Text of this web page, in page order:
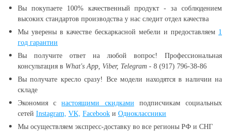
Вы покупаете 100% качественный продукт - за соблюдением
высоких стандартов производства у нас следит отдел качества
Мы уверены в качестве бескаркасной мебели и предоставляем 1
год гарантии
Вы получите ответ на любой вопрос! Профессиональная
консультация в What's App, Viber, Telegram - 8 (917) 796-38-86
Вы получате кресло сразу! Все модели находятся в наличии на
складе
Экономия снастоящими скидками подписчикам социальных
сетей Instagram, VK, Facebook и Одноклассники
Мы осуществляем экспресс-доставку во все регионы РФ и СНГ